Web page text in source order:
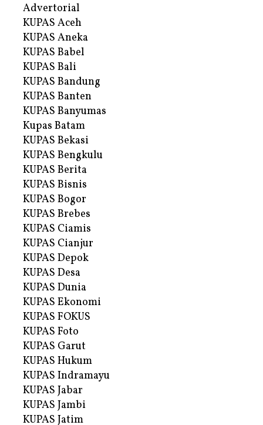
Advertorial
KUPAS Aceh
KUPAS Aneka
KUPAS Babel
KUPAS Bali
KUPAS Bandung
KUPAS Banten
KUPAS Banyumas
Kupas Batam
KUPAS Bekasi
KUPAS Bengkulu
KUPAS Berita
KUPAS Bisnis
KUPAS Bogor
KUPAS Brebes
KUPAS Ciamis
KUPAS Cianjur
KUPAS Depok
KUPAS Desa
KUPAS Dunia
KUPAS Ekonomi
KUPAS FOKUS
KUPAS Foto
KUPAS Garut
KUPAS Hukum
KUPAS Indramayu
KUPAS Jabar
KUPAS Jambi
KUPAS Jatim